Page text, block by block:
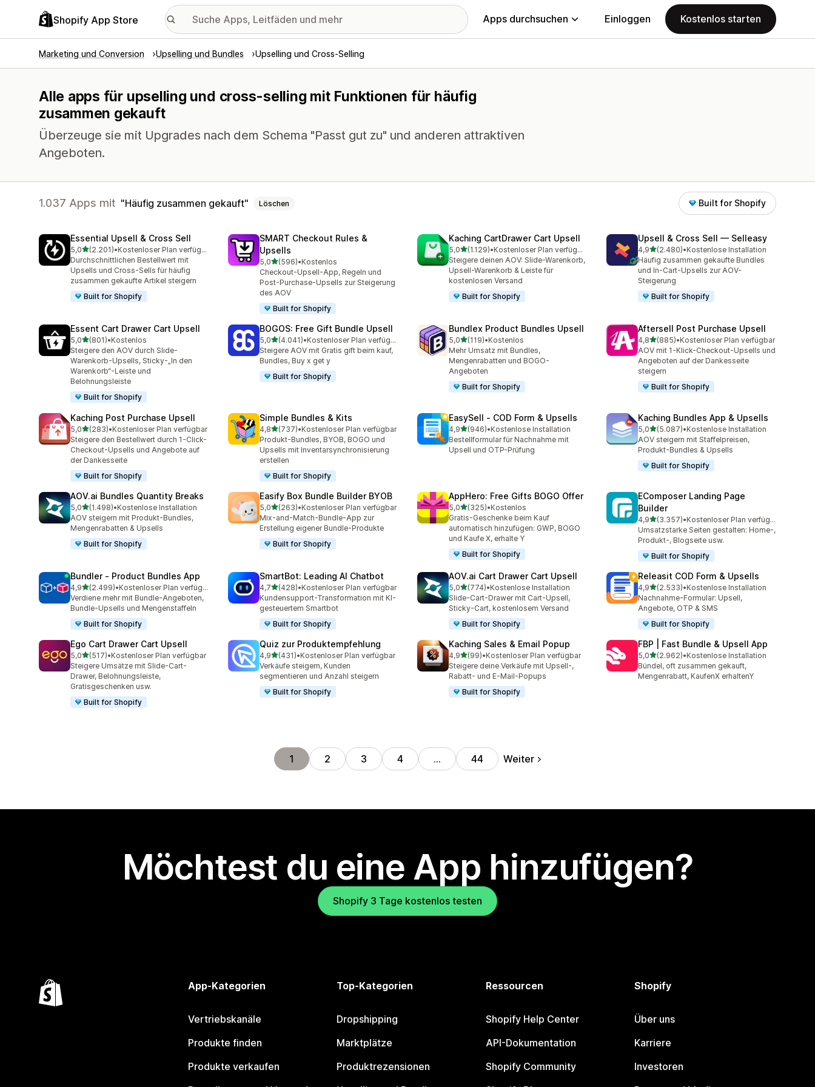
Shopify App Store Apps durchsuchen Einloggen Kostenlos starten
Marketing und Conversion Upselling und Bundles Upselling und Cross-Selling
Alle apps für upselling und cross-selling mit Funktionen für häufig
zusammen gekauft
Überzeuge sie mit Upgrades nach dem Schema "Passt gut zu" und anderen attraktiven
Angeboten.
1.037 Apps mit Häufig zusammen gekauft Löschen Built for Shopify
Essential Upsell & Cross Sell
5,0von 5 Sternen
(2.201)
2201 Rezensionen insgesamt
•
Kostenloser Plan verfügbar
Durchschnittlichen Bestellwert mit
Upsells und Cross-Sells für häufig
zusammen gekaufte Artikel steigern
Built for Shopify
SMART Checkout Rules &
Upsells
5,0von 5 Sternen
(596)
596 Rezensionen insgesamt
•Kostenlos
Checkout-Upsell-App, Regeln und
Post-Purchase-Upsells zur Steigerung
des AOV
Built for Shopify
Kaching CartDrawer Cart Upsell
5,0von 5 Sternen
(1.129)
1129 Rezensionen insgesamt
•
Kostenloser Plan verfügbar
Steigere deinen AOV: Slide-Warenkorb,
Upsell-Warenkorb & Leiste für
kostenlosen Versand
Built for Shopify
Upsell & Cross Sell — Selleasy
4,9von 5 Sternen
(2.480)
2480 Rezensionen insgesamt
•Kostenlose Installation
Häufig zusammen gekaufte Bundles
und In-Cart-Upsells zur AOV-
Steigerung
Built for Shopify
Essent Cart Drawer Cart Upsell
5,0von 5 Sternen
(801)
801 Rezensionen insgesamt
•Kostenlos
Steigere den AOV durch Slide-
Warenkorb-Upsells, Sticky-„In den
Warenkorb“-Leiste und
Belohnungsleiste
Built for Shopify
BOGOS: Free Gift Bundle Upsell
5,0von 5 Sternen
(4.041)
4041 Rezensionen insgesamt
•
Kostenloser Plan verfügbar
Steigere AOV mit Gratis gift beim kauf,
Bundles, Buy x get y
Built for Shopify
Bundlex Product Bundles Upsell
5,0von 5 Sternen
(119)
119 Rezensionen insgesamt
•Kostenlos
Mehr Umsatz mit Bundles,
Mengenrabatten und BOGO-
Angeboten
Built for Shopify
Aftersell Post Purchase Upsell
4,8von 5 Sternen
(885)
885 Rezensionen insgesamt
•Kostenloser Plan verfügbar
AOV mit 1-Klick-Checkout-Upsells und
Angeboten auf der Dankesseite
steigern
Built for Shopify
Kaching Post Purchase Upsell
5,0von 5 Sternen
(283)
283 Rezensionen insgesamt
•Kostenloser Plan verfügbar
Steigere den Bestellwert durch 1-Click-
Checkout-Upsells und Angebote auf
der Dankesseite
Built for Shopify
Simple Bundles & Kits
4,8von 5 Sternen
(737)
737 Rezensionen insgesamt
•Kostenloser Plan verfügbar
Produkt-Bundles, BYOB, BOGO und
Upsells mit Inventarsynchronisierung
erstellen
Built for Shopify
EasySell ‑ COD Form & Upsells
4,9von 5 Sternen
(946)
946 Rezensionen insgesamt
•Kostenlose Installation
Bestellformular für Nachnahme mit
Upsell und OTP-Prüfung
Kaching Bundles App & Upsells
5,0von 5 Sternen
(5.087)
5087 Rezensionen insgesamt
•Kostenlose Installation
AOV steigern mit Staffelpreisen,
Produkt-Bundles & Upsells
Built for Shopify
AOV.ai Bundles Quantity Breaks
5,0von 5 Sternen
(1.498)
1498 Rezensionen insgesamt
•Kostenlose Installation
AOV steigern mit Produkt-Bundles,
Mengenrabatten & Upsells
Built for Shopify
Easify Box Bundle Builder BYOB
5,0von 5 Sternen
(263)
263 Rezensionen insgesamt
•Kostenloser Plan verfügbar
Mix-and-Match-Bundle-App zur
Erstellung eigener Bundle-Produkte
Built for Shopify
AppHero: Free Gifts BOGO Offer
5,0von 5 Sternen
(325)
325 Rezensionen insgesamt
•Kostenlos
Gratis-Geschenke beim Kauf
automatisch hinzufügen: GWP, BOGO
und Kaufe X, erhalte Y
Built for Shopify
EComposer Landing Page
Builder
4,9von 5 Sternen
(3.357)
3357 Rezensionen insgesamt
•
Kostenloser Plan verfügbar
Umsatzstarke Seiten gestalten: Home-,
Produkt-, Blogseite usw.
Built for Shopify
Bundler ‑ Product Bundles App
4,9von 5 Sternen
(2.499)
2499 Rezensionen insgesamt
•
Kostenloser Plan verfügbar
Verdiene mehr mit Bundle-Angeboten,
Bundle-Upsells und Mengenstaffeln
Built for Shopify
SmartBot: Leading AI Chatbot
4,7von 5 Sternen
(428)
428 Rezensionen insgesamt
•Kostenloser Plan verfügbar
Kundensupport-Transformation mit KI-
gesteuertem Smartbot
Built for Shopify
AOV.ai Cart Drawer Cart Upsell
5,0von 5 Sternen
(774)
774 Rezensionen insgesamt
•Kostenlose Installation
Slide-Cart-Drawer mit Cart-Upsell,
Sticky-Cart, kostenlosem Versand
Built for Shopify
Releasit COD Form & Upsells
4,9von 5 Sternen
(2.533)
2533 Rezensionen insgesamt
•Kostenlose Installation
Nachnahme-Formular: Upsell,
Angebote, OTP & SMS
Built for Shopify
Ego Cart Drawer Cart Upsell
5,0von 5 Sternen
(517)
517 Rezensionen insgesamt
•Kostenloser Plan verfügbar
Steigere Umsätze mit Slide-Cart-
Drawer, Belohnungsleiste,
Gratisgeschenken usw.
Built for Shopify
Quiz zur Produktempfehlung
4,9von 5 Sternen
(431)
431 Rezensionen insgesamt
•Kostenloser Plan verfügbar
Verkäufe steigern, Kunden
segmentieren und Anzahl steigern
Built for Shopify
Kaching Sales & Email Popup
4,9von 5 Sternen
(99)
99 Rezensionen insgesamt
•Kostenloser Plan verfügbar
Steigere deine Verkäufe mit Upsell-,
Rabatt- und E-Mail-Popups
Built for Shopify
FBP | Fast Bundle & Upsell App
5,0von 5 Sternen
(2.962)
2962 Rezensionen insgesamt
•Kostenlose Installation
Bündel, oft zusammen gekauft,
Mengenrabatt, KaufenX erhaltenY
1 2 3 4 … 44 Weiter
Möchtest du eine App hinzufügen?
Shopify 3 Tage kostenlos testen
App-Kategorien
Vertriebskanäle
Produkte finden
Produkte verkaufen
Top-Kategorien
Dropshipping
Marktplätze
Produktrezensionen
Ressourcen
Shopify Help Center
API-Dokumentation
Shopify Community
Shopify
Über uns
Karriere
Investoren